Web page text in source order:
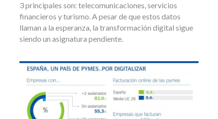
3 principales son: telecomunicaciones, servicios
financieros y turismo. A pesar de que estos datos
llaman a la esperanza, la transformación digital sigue
siendo un asignatura pendiente.